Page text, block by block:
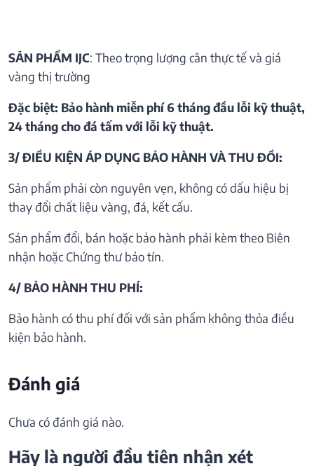
SẢN PHẨM IJC: Theo trọng lượng cân thực tế và giá
vàng thị trường
Đặc biệt: Bảo hành miễn phí 6 tháng đầu lỗi kỹ thuật,
24 tháng cho đá tấm với lỗi kỹ thuật.
3/ ĐIỀU KIỆN ÁP DỤNG BẢO HÀNH VÀ THU ĐỒI:
Sản phẩm phải còn nguyên vẹn, không có dấu hiệu bị
thay đổi chất liệu vàng, đá, kết cấu.
Sản phẩm đổi, bán hoặc bảo hành phải kèm theo Biên
nhận hoặc Chứng thư bảo tín.
4/ BẢO HÀNH THU PHÍ:
Bảo hành có thu phí đối với sản phẩm không thỏa điều
kiện bảo hành.
Đánh giá
Chưa có đánh giá nào.
Hãy là người đầu tiên nhận xét